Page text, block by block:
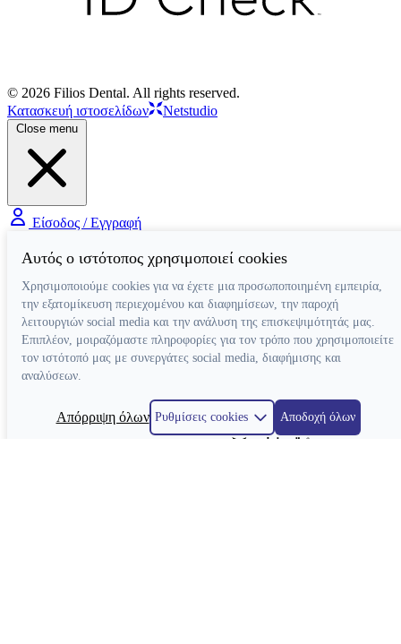
© 2026 Filios Dental. All rights reserved.
Κατασκευή ιστοσελίδων
Netstudio
Close menu
Είσοδος / Εγγραφή
Αυτός ο ιστότοπος χρησιμοποιεί cookies
Χρησιμοποιούμε cookies για να έχετε μια προσωποποιημένη εμπειρία,
την εξατομίκευση περιεχομένου και διαφημίσεων, την παροχή
λειτουργιών social media και την ανάλυση της επισκεψιμότητάς μας.
Επιπλέον, μοιραζόμαστε πληροφορίες για τον τρόπο που χρησιμοποιείτε
τον ιστότοπό μας με συνεργάτες social media, διαφήμισης και
αναλύσεων.
Απόρριψη όλων Ρυθμίσεις cookies
Αποδοχή όλων